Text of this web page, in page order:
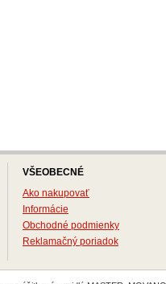
VŠEOBECNÉ
Ako nakupovať
Informácie
Obchodné podmienky
Reklamačný poriadok